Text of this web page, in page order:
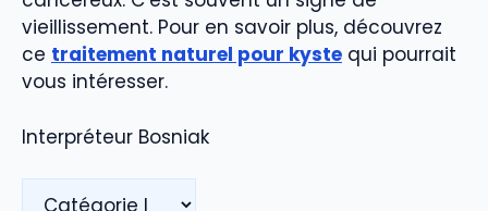
vieillissement. Pour en savoir plus, découvrez
ce traitement naturel pour kyste qui pourrait
vous intéresser.
Interpréteur Bosniak